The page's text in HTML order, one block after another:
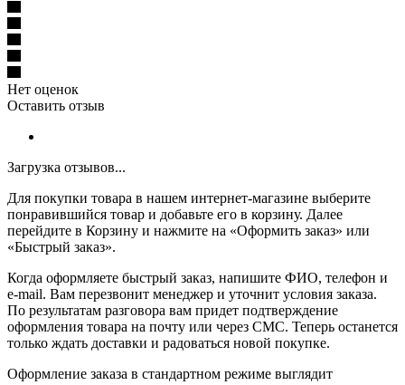
Нет оценок
Оставить отзыв
Загрузка отзывов...
Для покупки товара в нашем интернет-магазине выберите
понравившийся товар и добавьте его в корзину. Далее
перейдите в Корзину и нажмите на «Оформить заказ» или
«Быстрый заказ».
Когда оформляете быстрый заказ, напишите ФИО, телефон и
e-mail. Вам перезвонит менеджер и уточнит условия заказа.
По результатам разговора вам придет подтверждение
оформления товара на почту или через СМС. Теперь останется
только ждать доставки и радоваться новой покупке.
Оформление заказа в стандартном режиме выглядит